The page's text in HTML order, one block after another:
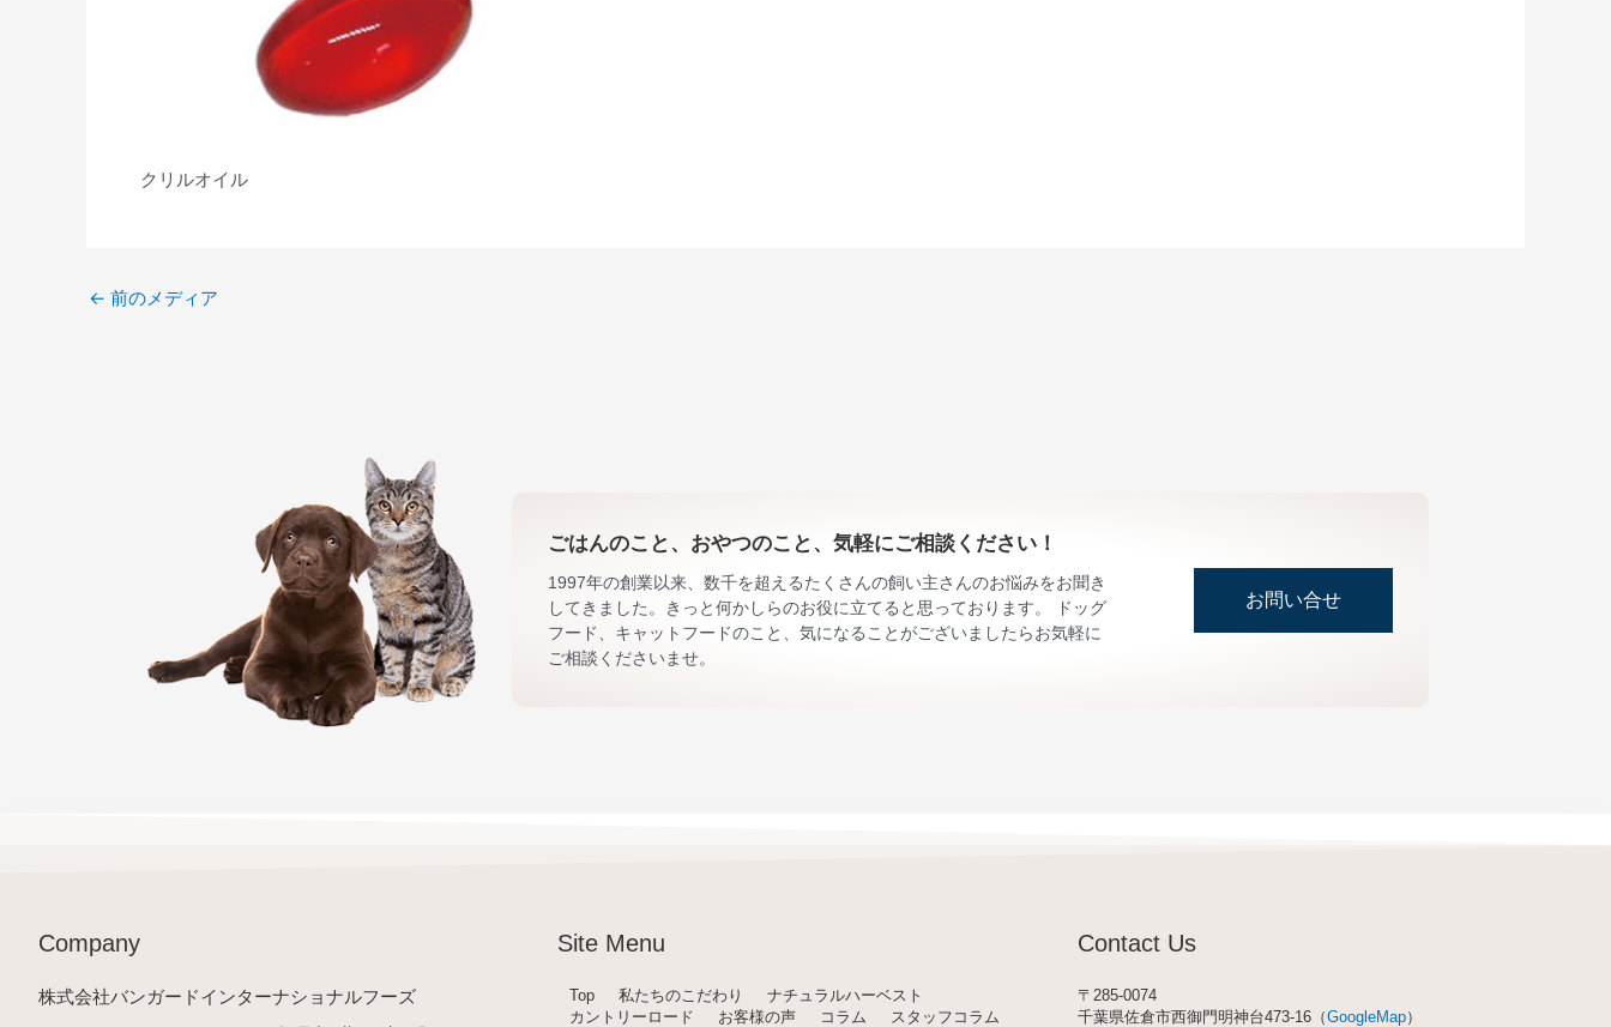
クリルオイル
← 前のメディア
ごはんのこと、おやつのこと、気軽にご相談ください！
1997年の創業以来、数千を超えるたくさんの飼い主さんのお悩みをお聞き
してきました。きっと何かしらのお役に立てると思っております。 ドッグ
フード、キャットフードのこと、気になることがございましたらお気軽に
ご相談くださいませ。
お問い合せ
Company
株式会社バンガードインターナショナルフーズ
Site Menu
Top 私たちのこだわり
ナチュラルハーベスト
カントリーロード
お客様の声 コラム スタッフコラム
Contact Us
〒285-0074
千葉県佐倉市西御門明神台473-16（GoogleMap）